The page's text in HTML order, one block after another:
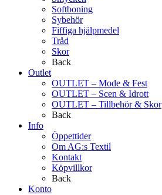
Softboning
Sybehör
Fiffiga hjälpmedel
Tråd
Skor
Back
Outlet
OUTLET – Mode & Fest
OUTLET – Scen & Idrott
OUTLET – Tillbehör & Skor
Back
Info
Öppettider
Om AG:s Textil
Kontakt
Köpvillkor
Back
Konto